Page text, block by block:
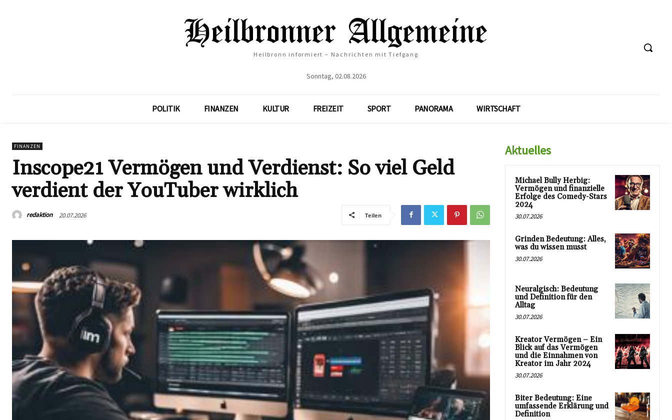
Heilbronn informiert – Nachrichten mit Tiefgang
Sonntag, 02.08.2026
POLITIK FINANZEN KULTUR FREIZEIT SPORT PANORAMA WIRTSCHAFT
FINANZEN
Inscope21 Vermögen und Verdienst: So viel Geld
verdient der YouTuber wirklich
redaktion 20.07.2026 Teilen
Aktuelles
Michael Bully Herbig:
Vermögen und finanzielle
Erfolge des Comedy-Stars
2024
30.07.2026
Grinden Bedeutung: Alles,
was du wissen musst
30.07.2026
Neuralgisch: Bedeutung
und Definition für den
Alltag
30.07.2026
Kreator Vermögen – Ein
Blick auf das Vermögen
und die Einnahmen von
Kreator im Jahr 2024
30.07.2026
Biter Bedeutung: Eine
umfassende Erklärung und
Definition